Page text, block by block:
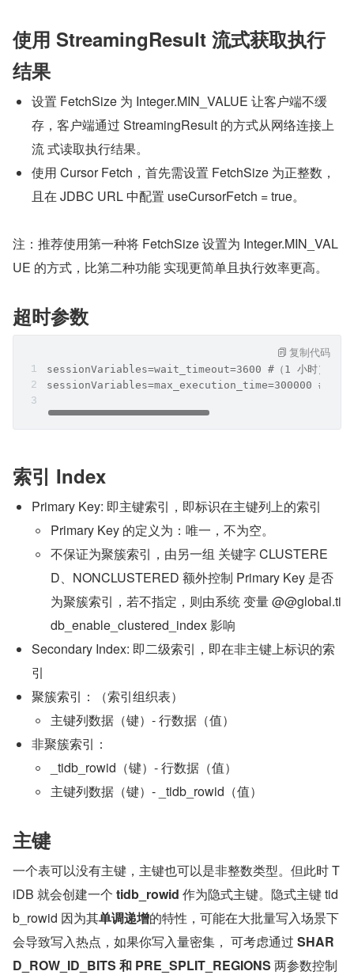
使用 StreamingResult 流式获取执行
结果
设置 FetchSize 为 Integer.MIN_VALUE 让客户端不缓
存，客户端通过 StreamingResult 的方式从网络连接上
流 式读取执行结果。
使用 Cursor Fetch，首先需设置 FetchSize 为正整数，
且在 JDBC URL 中配置 useCursorFetch = true。
注：推荐使用第一种将 FetchSize 设置为 Integer.MIN_VAL
UE 的方式，比第二种功能 实现更简单且执行效率更高。
超时参数
sessionVariables=wait_timeout=3600 #（1 小时）与Java
sessionVariables=max_execution_time=300000 #（5 分
复制代码
索引 Index
Primary Key: 即主键索引，即标识在主键列上的索引
Primary Key 的定义为：唯一，不为空。
不保证为聚簇索引，由另一组 关键字 CLUSTERE
D、NONCLUSTERED 额外控制 Primary Key 是否
为聚簇索引，若不指定，则由系统 变量 @@global.ti
db_enable_clustered_index 影响
Secondary Index: 即二级索引，即在非主键上标识的索
引
聚簇索引：（索引组织表）
主键列数据（键）- 行数据（值）
非聚簇索引：
_tidb_rowid（键）- 行数据（值）
主键列数据（键）- _tidb_rowid（值）
主键
一个表可以没有主键，主键也可以是非整数类型。但此时 T
iDB 就会创建一个 tidb_rowid 作为隐式主键。隐式主键 tid
b_rowid 因为其单调递增的特性，可能在大批量写入场景下
会导致写入热点，如果你写入量密集， 可考虑通过 SHAR
D_ROW_ID_BITS 和 PRE_SPLIT_REGIONS 两参数控制